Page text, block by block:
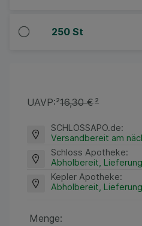
250 St
UAVP:²16,30 €²
SCHLOSSAPO.de:
Versandbereit am
Schloss Apotheke:
Abholbereit,
Kepler Apotheke:
Abholbereit,
Menge: